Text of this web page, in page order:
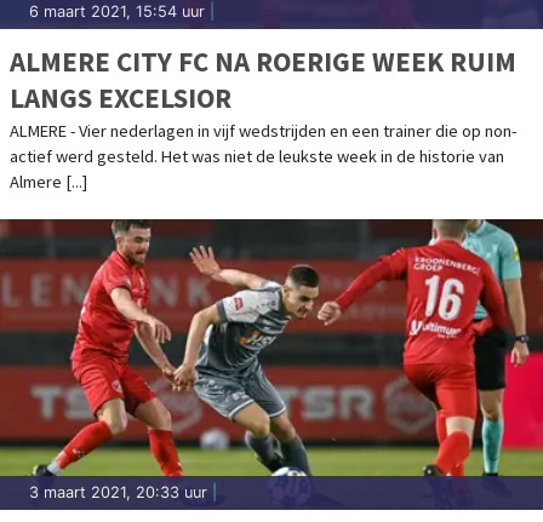
6 maart 2021, 15:54 uur
ALMERE CITY FC NA ROERIGE WEEK RUIM
LANGS EXCELSIOR
ALMERE - Vier nederlagen in vijf wedstrijden en een trainer die op non-
actief werd gesteld. Het was niet de leukste week in de historie van
Almere [...]
3 maart 2021, 20:33 uur